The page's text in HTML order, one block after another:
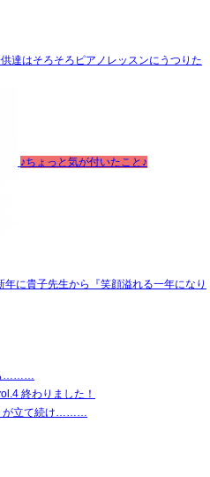
達はそろそろピアノレッスンにうつりた
♪ちょっと気が付いたこと♪
に貴子先生から『笑顔溢れる一年になり
………
終わりました！
が立て続け………